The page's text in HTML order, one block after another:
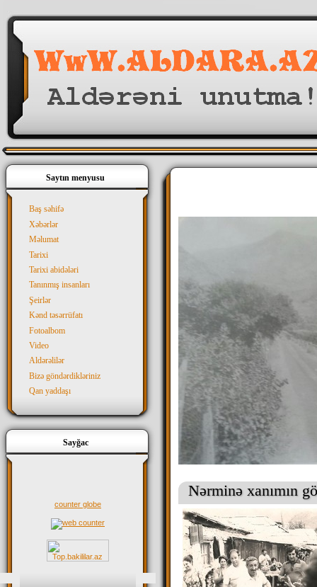
Saytın menyusu
Baş səhifə
Xəbərlər
Məlumat
Tarixi
Tarixi abidələri
Tanınmış insanları
Şeirlər
Kənd təsərrüfatı
Fotoalbom
Video
Aldərəlilər
Bizə göndərdikləriniz
Qan yaddaşı
Sayğac
counter globe
Nərminə xanımın